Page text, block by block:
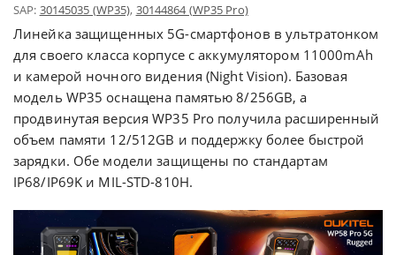
SAP: 30145035 (WP35), 30144864 (WP35 Pro)
Линейка защищенных 5G-смартфонов в ультратонком
для своего класса корпусе с аккумулятором 11000mAh
и камерой ночного видения (Night Vision). Базовая
модель WP35 оснащена памятью 8/256GB, а
продвинутая версия WP35 Pro получила расширенный
объем памяти 12/512GB и поддержку более быстрой
зарядки. Обе модели защищены по стандартам
IP68/IP69K и MIL-STD-810H.